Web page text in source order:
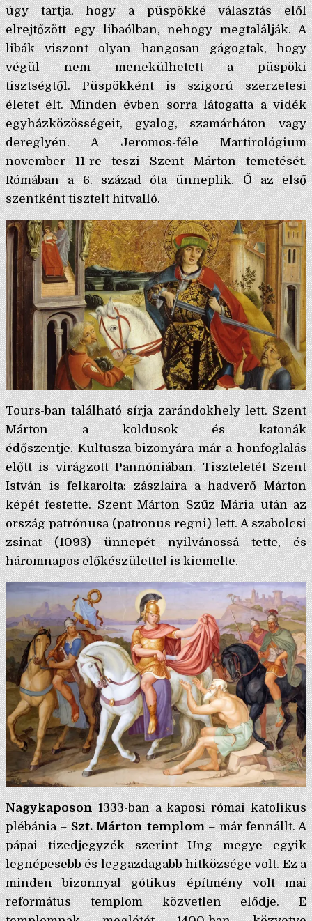
úgy tartja, hogy a püspökké választás elől
elrejtőzött egy libaólban, nehogy megtalálják. A
libák viszont olyan hangosan gágogtak, hogy
végül nem menekülhetett a püspöki
tisztségtől. Püspökként is szigorú szerzetesi
életet élt. Minden évben sorra látogatta a vidék
egyházközösségeit, gyalog, szamárháton vagy
dereglyén. A Jeromos-féle Martirológium
november 11-re teszi Szent Márton temetését.
Rómában a 6. század óta ünneplik. Ő az első
szentként tisztelt hitvalló.
Tours-ban található sírja zarándokhely lett. Szent
Márton a koldusok és katonák
édőszentje. Kultusza bizonyára már a honfoglalás
előtt is virágzott Pannóniában. Tiszteletét Szent
István is felkarolta: zászlaira a hadverő Márton
képét festette. Szent Márton Szűz Mária után az
ország patrónusa (patronus regni) lett. A szabolcsi
zsinat (1093) ünnepét nyilvánossá tette, és
háromnapos előkészülettel is kiemelte.
Nagykaposon1333-ban a kaposi római katolikus
plébánia –Szt. Márton templom– már fennállt. A
pápai tizedjegyzék szerint Ung megye egyik
legnépesebb és leggazdagabb hitközsége volt. Ez a
minden bizonnyal gótikus építmény volt mai
református templom közvetlen elődje. E